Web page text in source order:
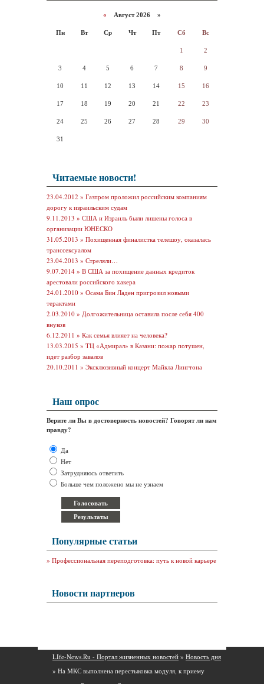
« Август 2026 »
Пн Вт Ср Чт Пт Сб Вс
1 2
3 4 5 6 7 8 9
10 11 12 13 14 15 16
17 18 19 20 21 22 23
24 25 26 27 28 29 30
31
Читаемые новости!
23.04.2012 » Газпром проложил российским компаниям
дорогу к израильским судам
9.11.2013 » США и Израиль были лишены голоса в
организации ЮНЕСКО
31.05.2013 » Похищенная финалистка телешоу, оказалась
транссексуалом
23.04.2013 » Стреляли…
9.07.2014 » В США за похищение данных кредиток
арестовали российского хакера
24.01.2010 » Осама Бин Ладен пригрозил новыми
терактами
2.03.2010 » Долгожительница оставила после себя 400
внуков
6.12.2011 » Как семья влияет на человека?
13.03.2015 » ТЦ «Адмирал» в Казани: пожар потушен,
идет разбор завалов
20.10.2011 » Эксклюзивный концерт Майкла Лингтона
Наш опрос
Верите ли Вы в достоверность новостей? Говорят ли нам
правду?
Да
Нет
Затрудняюсь ответить
Больше чем положено мы не узнаем
Популярные статьи
» Профессиональная переподготовка: путь к новой карьере
Новости партнеров
LIfe-News.Ru - Портал жизненных новостей » Новость дня
» На МКС выполнена перестыковка модуля, к приему